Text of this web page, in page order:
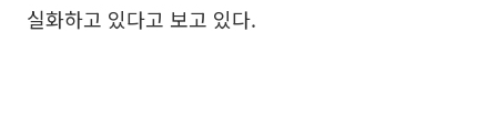
실화하고 있다고 보고 있다.